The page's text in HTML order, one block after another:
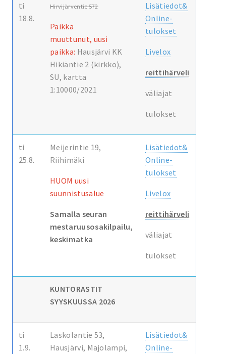
ti
18.8.
Hirvijärventie 572
Paikka
muuttunut, uusi
paikka: Hausjärvi KK
Hikiäntie 2 (kirkko),
SU, kartta
1:10000/2021
Lisätiedot&
Online-
tulokset
Livelox
reittihärveli
väliajat
tulokset
ti
25.8.
Meijerintie 19,
Riihimäki
HUOM uusi
suunnistusalue
Samalla seuran
mestaruusosakilpailu,
keskimatka
Lisätiedot&
Online-
tulokset
Livelox
reittihärveli
väliajat
tulokset
KUNTORASTIT
SYYSKUUSSA 2026
ti
1.9.
Laskolantie 53,
Hausjärvi, Majolampi,
Lisätiedot&
Online-